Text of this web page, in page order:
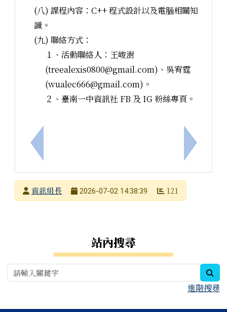
上一筆：114學年度原住民族語言認證測驗成績優異
(八) 課程內容：C++ 程式設計以及電腦相關知
識。
(九) 聯絡方式：
１、活動聯絡人：王峻澍
(treealexis0800@gmail.com)、吳宥霆
(wualec666@gmail.com)。
２、臺南一中資訊社 FB 及 IG 粉絲專頁。
下一筆：
發布者資訊組長
2026-07-02 14:38:39 121
站內搜尋
進階搜尋